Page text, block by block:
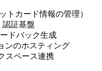
トカード情報の管理）
認証基盤
ドバック生成
ンのホスティング
スペース連携